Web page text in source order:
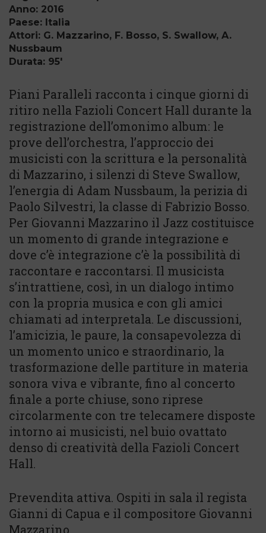
Anno: 2016
Paese: Italia
Attori: G. Mazzarino, F. Bosso, S. Swallow, A.
Nussbaum
Durata: 95'
Piani Paralleli racconta i cinque giorni di
ritiro nella Fazioli Concert Hall durante la
registrazione dell’omonimo album: le
prove dell’orchestra, l’approccio dei
musicisti con la scrittura e la personalità
di Mazzarino, i silenzi di Steve Swallow,
l’energia di Adam Nussbaum, la perizia di
Paolo Silvestri, la classe di Fabrizio Bosso.
Per Giovanni Mazzarino il Jazz costituisce
un momento di grande integrazione e
dove c’è integrazione c’è la possibilità di
raccontare e raccontarsi. Il musicista
s’intrattiene, così, in un dialogo intimo
con la propria musica e con gli amici
chiamati ad interpretala. Le discussioni,
l’amicizia, le paure, la consapevolezza di
un momento unico e straordinario, la
trasformazione delle partiture in materia
sonora viva e vibrante, fino al concerto
finale a porte chiuse, sono riprese
circolarmente con tre telecamere disposte
intorno ai musicisti, nel buio ovattato
denso di creatività della Fazioli Concert
Hall.
Prevendita attiva. Ospiti in sala il regista
Gianni di Capua e il compositore Giovanni
Mazzarino.